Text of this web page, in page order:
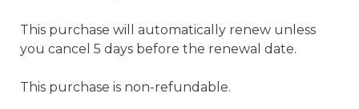
This purchase will automatically renew unless
you cancel 5 days before the renewal date.
This purchase is non-refundable.